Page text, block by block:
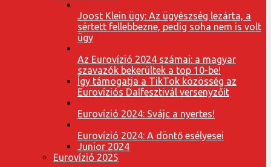
Joost Klein ügy: Az ügyészség lezárta, a
sértett fellebbezne, pedig soha nem is volt
ügy
Az Eurovízió 2024 számai: a magyar
szavazók bekerültek a top 10-be!
Így támogatja a TikTok közösség az
Eurovíziós Dalfesztivál versenyzőit
Eurovízió 2024: Svájc a nyertes!
Eurovízió 2024: A döntő esélyesei
Junior 2024
Eurovízió 2025